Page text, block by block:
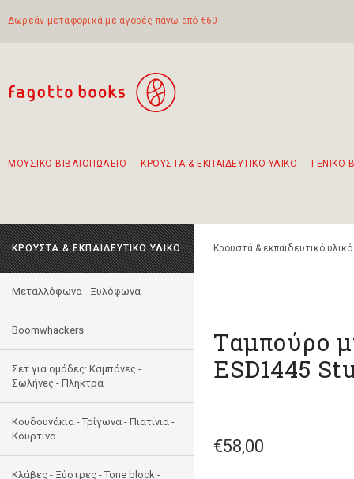
Δωρεάν μεταφορικά με αγορές πάνω από €60
ΜΟΥΣΙΚΟ ΒΙΒΛΙΟΠΩΛΕΙΟ ΚΡΟΥΣΤΑ & ΕΚΠΑΙΔΕΥΤΙΚΟ ΥΛΙΚΟ ΓΕΝΙΚΟ
ΚΡΟΥΣΤΑ & ΕΚΠΑΙΔΕΥΤΙΚΟ ΥΛΙΚΟ
Mεταλλόφωνα - Ξυλόφωνα
Boomwhackers
Σετ για ομάδες: Καμπάνες -
Σωλήνες - Πλήκτρα
Κουδουνάκια - Τρίγωνα - Πιατίνια -
Κουρτίνα
Κλάβες - Ξύστρες - Tone block -
Κρουστά & εκπαιδευτικό υλικό
Ταμπούρο
ESD1445
€58,00